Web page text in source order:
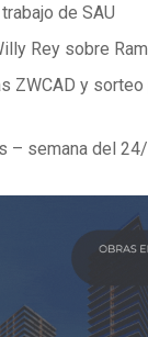
de SAU
Rey sobre
ZWCAD y
– semana del